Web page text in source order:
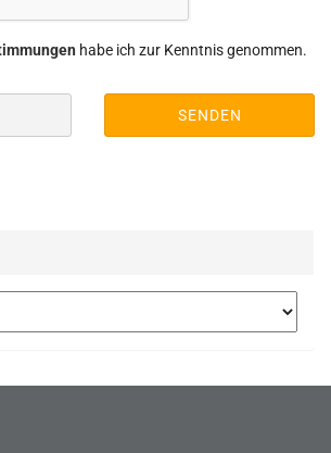
habe ich zur Kenntnis genommen.
SENDEN